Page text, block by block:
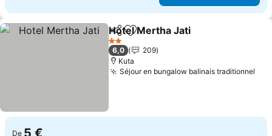
PartagerAjouter à mes favoris
Hotel Mertha Jati
2 Étoiles
6,0
209
Kuta
Séjour en bungalow balinais traditionnel
De 5 €